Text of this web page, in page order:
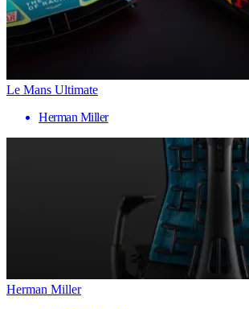
Le Mans Ultimate
Herman Miller
Herman Miller